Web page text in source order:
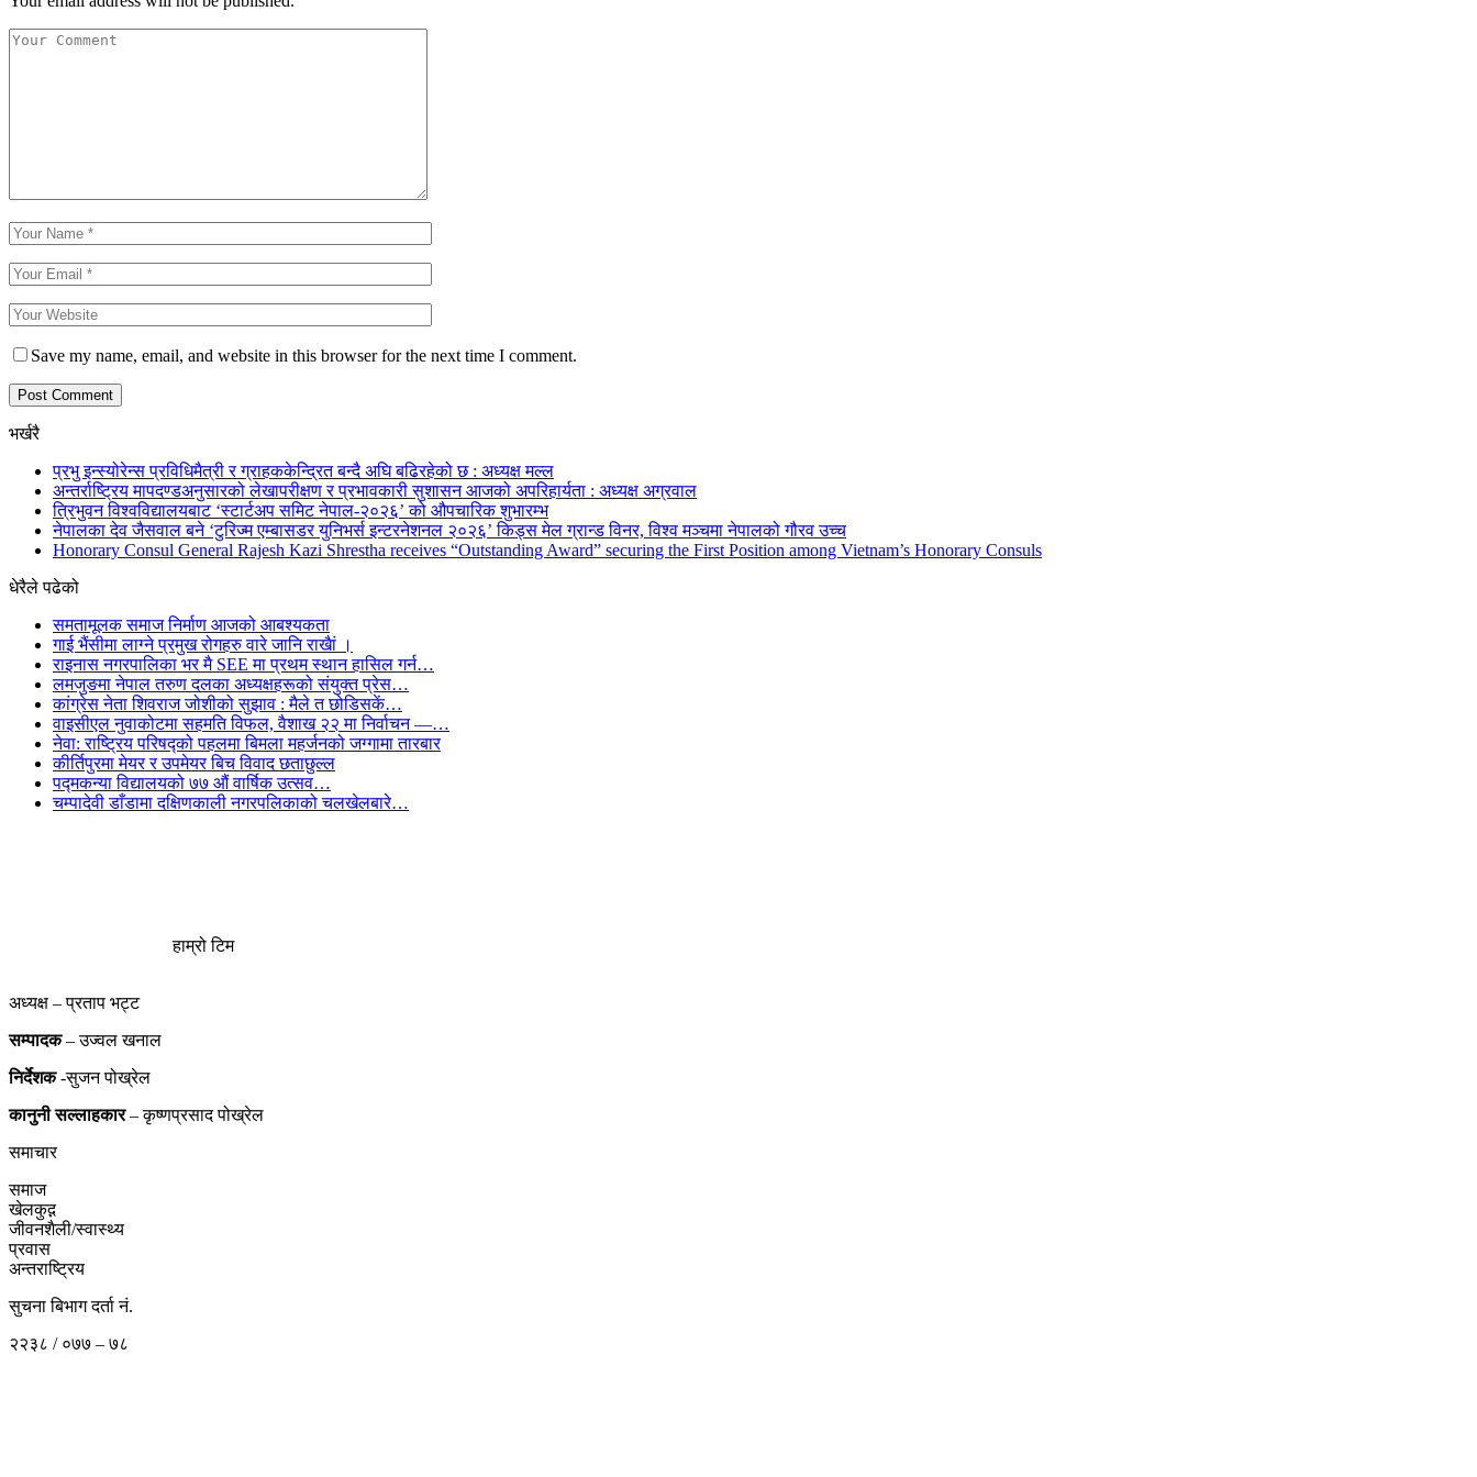
Save my name, email, and website in this browser for the next time I comment.
भर्खरै
प्रभु इन्स्योरेन्स प्रविधिमैत्री र ग्राहककेन्द्रित बन्दै अघि बढिरहेको छ : अध्यक्ष मल्ल
अन्तर्राष्ट्रिय मापदण्डअनुसारको लेखापरीक्षण र प्रभावकारी सुशासन आजको अपरिहार्यता : अध्यक्ष अग्रवाल
त्रिभुवन विश्वविद्यालयबाट ‘स्टार्टअप समिट नेपाल-२०२६’ को औपचारिक शुभारम्भ
नेपालका देव जैसवाल बने ‘टुरिज्म एम्बासडर युनिभर्स इन्टरनेशनल २०२६’ किड्स मेल ग्रान्ड विनर, विश्व मञ्चमा नेपालको गौरव उच्च
Honorary Consul General Rajesh Kazi Shrestha receives “Outstanding Award” securing the First Position among Vietnam’s Honorary Consuls
धेरैले पढेको
समतामूलक समाज निर्माण आजको आबश्यकता
गाई भैंसीमा लाग्ने प्रमुख रोगहरु वारे जानि राखैां ।
राइनास नगरपालिका भर मै SEE मा प्रथम स्थान हासिल गर्न…
लमजुङमा नेपाल तरुण दलका अध्यक्षहरूको संयुक्त प्रेस…
कांग्रेस नेता शिवराज जोशीको सुझाव : मैले त छोडिसकें…
वाइसीएल नुवाकोटमा सहमति विफल, वैशाख २२ मा निर्वाचन —…
नेवा: राष्ट्रिय परिषद्को पहलमा बिमला महर्जनको जग्गामा तारबार
कीर्तिपुरमा मेयर र उपमेयर बिच विवाद छताछुल्ल
पद्मकन्या विद्यालयको ७७ औं ‌‌वार्षिक ‌उत्सव…
चम्पादेवी डाँडामा दक्षिणकाली नगरपलिकाको चलखेलबारे…
हाम्रो टिम
अध्यक्ष – प्रताप भट्ट
सम्पादक– उज्वल खनाल
निर्देशक-सुजन पोख्रेल
कानुनी सल्लाहकार– कृष्णप्रसाद पोख्रेल
समाचार
समाज
खेलकुद़़
जीवनशैली/स्वास्थ्य
प्रवास
अन्तराष्ट्रिय
सुचना बिभाग दर्ता नं.
२२३८ / ०७७ – ७८